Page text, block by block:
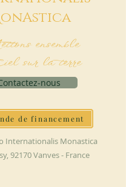
onAstica
ensemble
sur la terre
nous
de financement
Internationalis Monastica
92170 Vanves - France